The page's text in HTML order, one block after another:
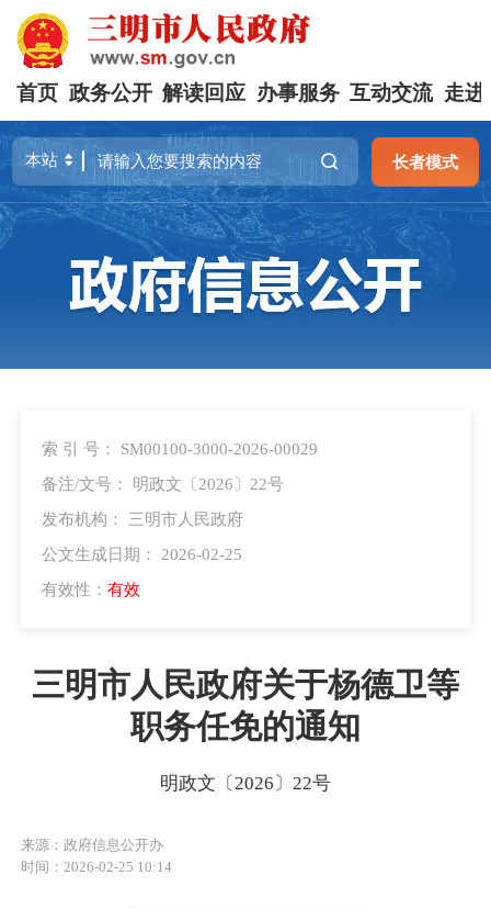
首页 政务公开 解读回应 办事服务 互动交流 走进
长者模式
索 引 号： SM00100-3000-2026-00029
备注/文号： 明政文〔2026〕22号
发布机构： 三明市人民政府
公文生成日期： 2026-02-25
有效性： 有效
三明市人民政府关于杨德卫等
职务任免的通知
明政文〔2026〕22号
来源：政府信息公开办
时间：2026-02-25 10:14